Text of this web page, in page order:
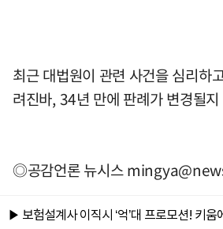
최근 대법원이 관련 사건을 심리하
려진바, 34년 만에 판례가 변경될
◎공감언론 뉴시스